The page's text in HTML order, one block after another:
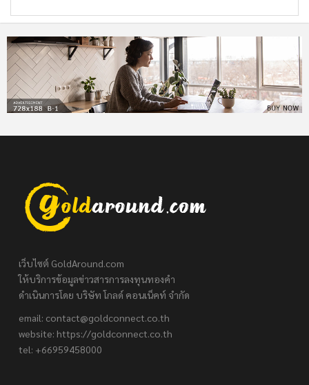
เว็บไซต์ GoldAround.com
ให้บริการข้อมูลข่าวสารการลงทุนทองคำ
ดำเนินการโดย บริษัท โกลด์ คอนเน็คท์ จำกัด
email: contact@goldconnect.co.th
website: https://goldconnect.co.th
tel: +66959458000